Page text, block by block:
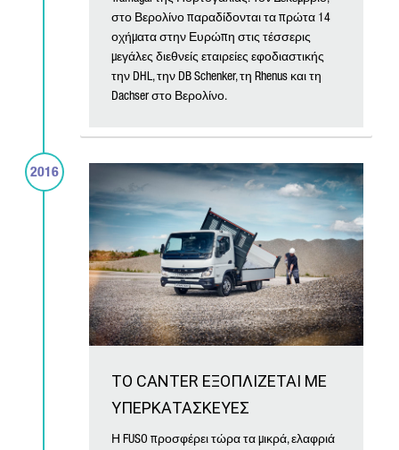
στο Βερολίνο παραδίδονται τα πρώτα 14
οχήματα στην Ευρώπη στις τέσσερις
μεγάλες διεθνείς εταιρείες εφοδιαστικής
την DHL, την DB Schenker, τη Rhenus και τη
Dachser στο Βερολίνο.
ΤΟ CANTER ΕΞΟΠΛΙΖΕΤΑΙ ΜΕ
ΥΠΕΡΚΑΤΑΣΚΕΥΕΣ
Η FUSO προσφέρει τώρα τα μικρά, ελαφριά
2016